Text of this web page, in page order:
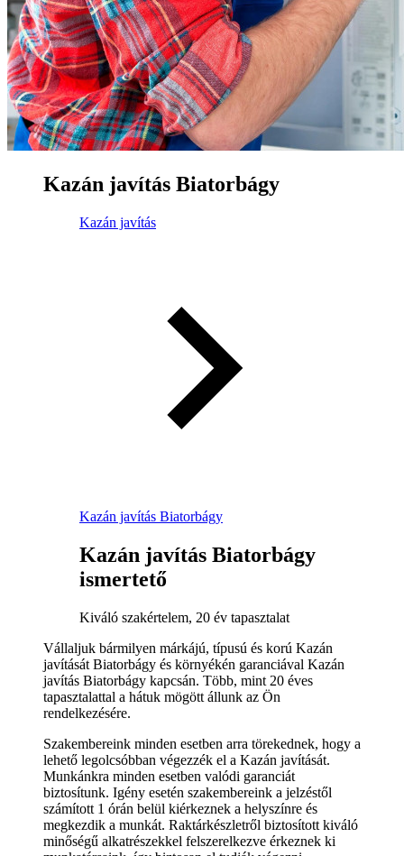
Kazán javítás Biatorbágy
Kazán javítás
Kazán javítás Biatorbágy
Kazán javítás Biatorbágy
ismertető
Kiváló szakértelem, 20 év tapasztalat
Vállaljuk bármilyen márkájú, típusú és korú Kazán
javítását Biatorbágy és környékén garanciával Kazán
javítás Biatorbágy kapcsán. Több, mint 20 éves
tapasztalattal a hátuk mögött állunk az Ön
rendelkezésére.
Szakembereink minden esetben arra törekednek, hogy a
lehető legolcsóbban végezzék el a Kazán javítását.
Munkánkra minden esetben valódi garanciát
biztosítunk. Igény esetén szakembereink a jelzéstől
számított 1 órán belül kiérkeznek a helyszínre és
megkezdik a munkát. Raktárkészletről biztosított kiváló
minőségű alkatrészekkel felszerelkezve érkeznek ki